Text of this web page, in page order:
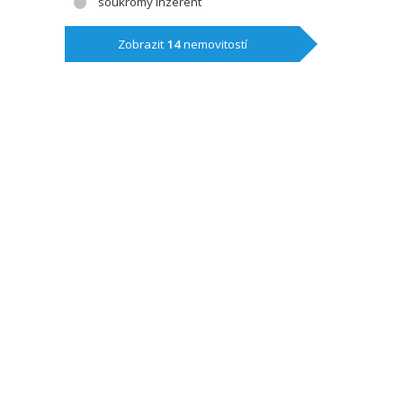
Zobrazit 14nemovitostí